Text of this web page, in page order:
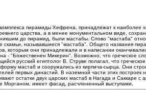
пирамиды Хефрена, принадлежат к
царства, а в менее монументальном виде,
до пирамид, были мастабы. Слово "мастаба"
называвшиеся "мастаба". Общего названия
они принадлежали и в написании
"Божественен Микерин". Возможно, что греческое
русский египтолог В. Струве полагал, что греческое
мастаб и сооружались из кирпича-сырца. Они
первых династий. В наземной части этих
остатки двух царских мастаб в Нагада и Саккаре с
Морганом, имеет фасад, расчлененный выступами,